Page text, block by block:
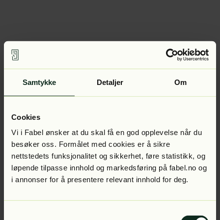
Samtykke Detaljer Om
Cookies
Vi i Fabel ønsker at du skal få en god opplevelse når du
besøker oss. Formålet med cookies er å sikre
nettstedets funksjonalitet og sikkerhet, føre statistikk, og
løpende tilpasse innhold og markedsføring på fabel.no og
i annonser for å presentere relevant innhold for deg.